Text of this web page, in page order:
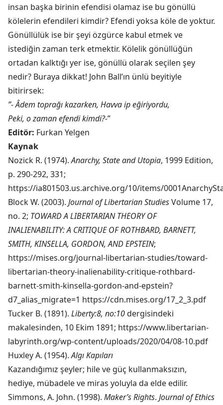
insan başka birinin efendisi olamaz ise bu gönüllü
kölelerin efendileri kimdir? Efendi yoksa köle de yoktur.
Gönüllülük ise bir şeyi özgürce kabul etmek ve
istediğin zaman terk etmektir. Kölelik gönüllüğün
ortadan kalktığı yer ise, gönüllü olarak seçilen şey
nedir? Buraya dikkat! John Ball’ın ünlü beyitiyle
bitirirsek:
”- Âdem toprağı kazarken, Havva ip eğiriyordu,
Peki, o zaman efendi kimdi?-”
Editör: Furkan Yelgen
Kaynak
Nozick R. (1974).Anarchy, State and Utopia, 1999 Edition,
p. 290-292, 331;
https://ia801503.us.archive.org/10/items/
Block W. (2003). Journal of Libertarian StudiesVolume 17,
no. 2; TOWARD A LIBERTARIAN THEORY OF
INALIENABILITY: A CRITIQUE OF ROTHBARD, BARNETT,
SMITH, KINSELLA, GORDON, AND EPSTEIN;
https://mises.org/journal-libertarian-studies/toward-
libertarian-theory-inalienability-critique-rothbard-
barnett-smith-kinsella-gordon-and-epstein?
d7_alias_migrate=1 https://cdn.mises.org/17_2_3.pdf
Tucker B. (1891). Liberty:8, no:10dergisindeki
makalesinden, 10 Ekim 1891; https://www.libertarian-
labyrinth.org/wp-content/uploads/2020/04/08-10.pdf
Huxley A. (1954).Algı Kapıları
Kazandığımız şeyler; hile ve güç kullanmaksızın,
hediye, mübadele ve miras yoluyla da elde edilir.
Simmons, A. John. (1998). Maker’s Rights. Journal of Ethics